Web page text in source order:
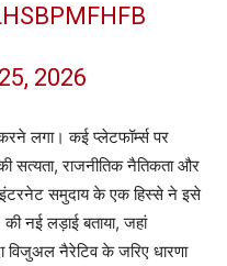
2026
लगा। कई प्लेटफॉर्म्स पर
सत्यता, राजनीतिक नैतिकता और
इंटरनेट समुदाय के एक हिस्से ने इसे
नई लड़ाई बताया, जहां
नैरेटिव के जरिए धारणा